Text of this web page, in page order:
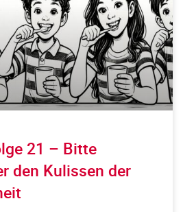
21 – Bitte
den Kulissen der